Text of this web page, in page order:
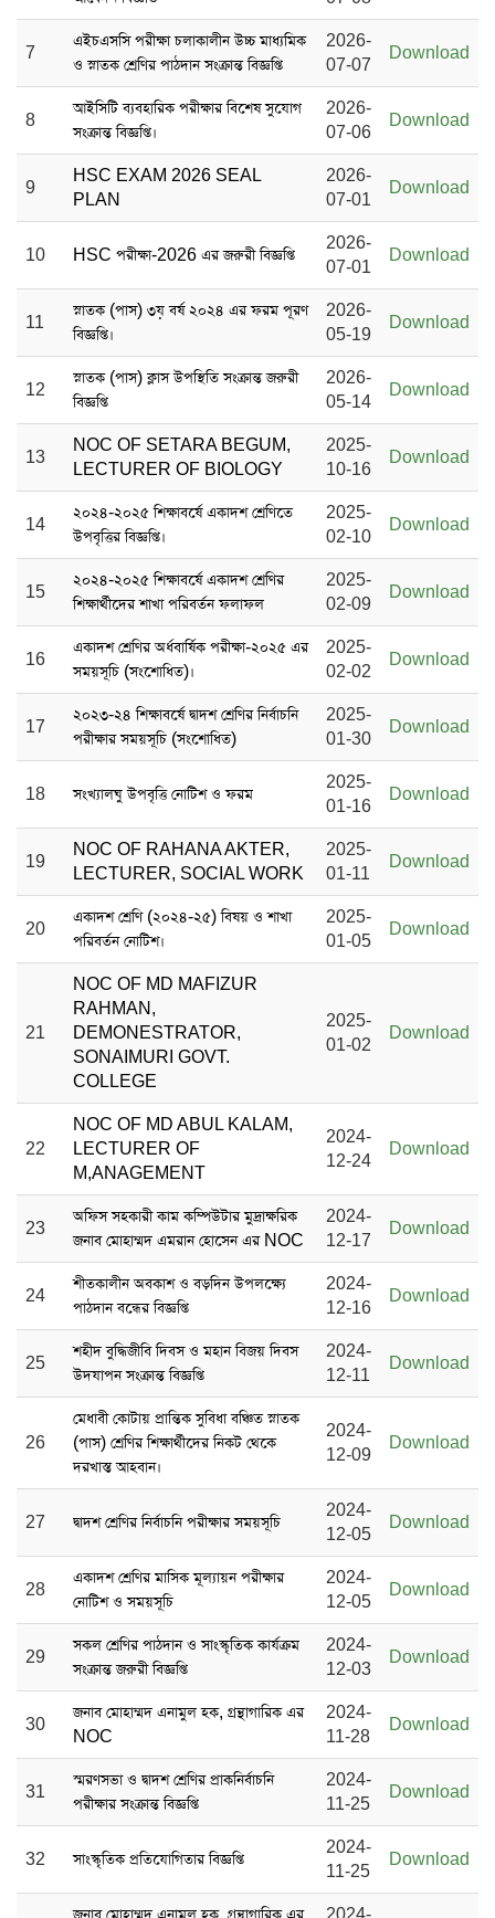
7
এইচএসসি পরীক্ষা চলাকালীন উচ্চ মাধ্যমিক
ও স্নাতক শ্রেণির পাঠদান সংক্রান্ত বিজ্ঞপ্তি
2026-
07-07
Download
8
আইসিটি ব্যবহারিক পরীক্ষার বিশেষ সুযোগ
সংক্রান্ত বিজ্ঞপ্তি।
2026-
07-06
Download
9
HSC EXAM 2026 SEAL
PLAN
2026-
07-01
Download
10 HSC পরীক্ষা-2026 এর জরুরী বিজ্ঞপ্তি
2026-
07-01
Download
11
স্নাতক (পাস) ৩য় বর্ষ ২০২৪ এর ফরম পূরণ
বিজ্ঞপ্তি।
2026-
05-19
Download
12
স্নাতক (পাস) ক্লাস উপস্থিতি সংক্রান্ত জরুরী
বিজ্ঞপ্তি
2026-
05-14
Download
13
NOC OF SETARA BEGUM,
LECTURER OF BIOLOGY
2025-
10-16
Download
14
২০২৪-২০২৫ শিক্ষাবর্ষে একাদশ শ্রেণিতে
উপবৃত্তির বিজ্ঞপ্তি।
2025-
02-10
Download
15
২০২৪-২০২৫ শিক্ষাবর্ষে একাদশ শ্রেণির
শিক্ষার্থীদের শাখা পরিবর্তন ফলাফল
2025-
02-09
Download
16
একাদশ শ্রেণির অর্ধবার্ষিক পরীক্ষা-২০২৫ এর
সময়সূচি (সংশোধিত)।
2025-
02-02
Download
17
২০২৩-২৪ শিক্ষাবর্ষে দ্বাদশ শ্রেণির নির্বাচনি
পরীক্ষার সময়সূচি (সংশোধিত)
2025-
01-30
Download
18 সংখ্যালঘু উপবৃত্তি নোটিশ ও ফরম
2025-
01-16
Download
19
NOC OF RAHANA AKTER,
LECTURER, SOCIAL WORK
2025-
01-11
Download
20
একাদশ শ্রেণি (২০২৪-২৫) বিষয় ও শাখা
পরিবর্তন নোটিশ।
2025-
01-05
Download
21
NOC OF MD MAFIZUR
RAHMAN,
DEMONESTRATOR,
SONAIMURI GOVT.
COLLEGE
2025-
01-02
Download
22
NOC OF MD ABUL KALAM,
LECTURER OF
M,ANAGEMENT
2024-
12-24
Download
23
অফিস সহকারী কাম কম্পিউটার মুদ্রাক্ষরিক
জনাব মোহাম্মদ এমরান হোসেন এর NOC
2024-
12-17
Download
24
শীতকালীন অবকাশ ও বড়দিন উপলক্ষ্যে
পাঠদান বন্ধের বিজ্ঞপ্তি
2024-
12-16
Download
25
শহীদ বুদ্ধিজীবি দিবস ও মহান বিজয় দিবস
উদযাপন সংক্রান্ত বিজ্ঞপ্তি
2024-
12-11
Download
26
মেধাবী কোটায় প্রান্তিক সুবিধা বঞ্চিত স্নাতক
(পাস) শ্রেণির শিক্ষার্থীদের নিকট থেকে
দরখাস্ত আহবান।
2024-
12-09
Download
27 দ্বাদশ শ্রেণির নির্বাচনি পরীক্ষার সময়সূচি
2024-
12-05
Download
28
একাদশ শ্রেণির মাসিক মূল্যায়ন পরীক্ষার
নোটিশ ও সময়সূচি
2024-
12-05
Download
29
সকল শ্রেণির পাঠদান ও সাংস্কৃতিক কার্যক্রম
সংক্রান্ত জরুরী বিজ্ঞপ্তি
2024-
12-03
Download
30
জনাব মোহাম্মদ এনামুল হক, গ্রন্থাগারিক এর
NOC
2024-
11-28
Download
31
স্মরণসভা ও দ্বাদশ শ্রেণির প্রাকনির্বাচনি
পরীক্ষার সংক্রান্ত বিজ্ঞপ্তি
2024-
11-25
Download
32 সাংস্কৃতিক প্রতিযোগিতার বিজ্ঞপ্তি
2024-
11-25
Download